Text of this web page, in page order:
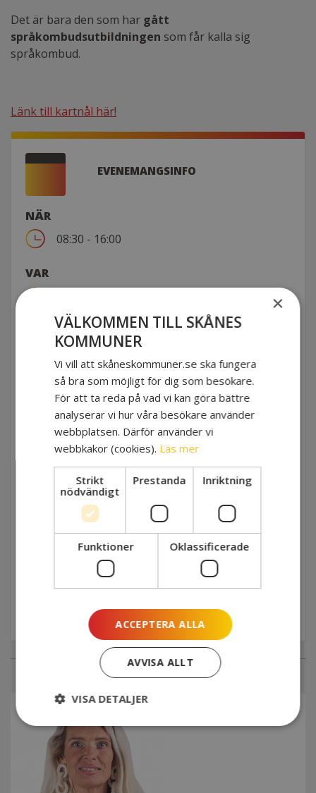
Det är bara den som har gått
språkombudsutbildningen som får kalla sig
språkombud.
Länk till kartnål här!
EVENEMANGSINFO
NÄR
08:30 - 16:00
VAR
Skånes Kommuner, Fabriksgatan 2F, 222 35
Lund
MÅLGRUPP
Medarbetare inom vård- och omsorg.
MEDVERKANDE
Petra Douhane
SISTA ANMÄLNINGSDATUM
2025-11-18
AVANMÄLAN
Om du skulle få förhinder så meddela detta
senast 10 dagar innan utbildningsstart. Om
du uteblir och inte kan uppvisa ett sjukintyg
kommer en avgift att debiteras.
Anmäl dig här
×
VÄLKOMMEN TILL SKÅNES
KOMMUNER
Vi vill att skåneskommuner.se ska fungera
så bra som möjligt för dig som besökare.
För att ta reda på vad vi kan göra bättre
analyserar vi hur våra besökare använder
webbplatsen. Därför använder vi
webbkakor (cookies). Läs mer
Strikt
nödvändigt
Prestanda Inriktning
Funktioner Oklassificerade
ACCEPTERA ALLA
AVVISA ALLT
VISA DETALJER